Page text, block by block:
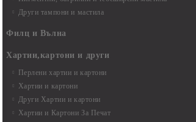
Други тампони и мастила
Филц и Вълна
Хартии,картони и други
Перлени хартии и картони
Хартии и картони
Други Хартии и картони
Хартии и Картони За Печат